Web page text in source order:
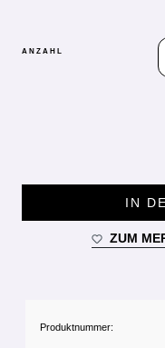
ANZAHL
IN
ZUM
Produktnummer: